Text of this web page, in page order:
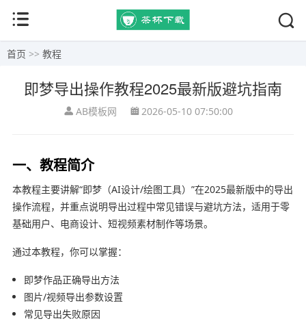
首页 >> 教程
即梦导出操作教程2025最新版避坑指南
AB模板网 2026-05-10 07:50:00
一、教程简介
本教程主要讲解“即梦（AI设计/绘图工具）”在2025最新版中的导出
操作流程，并重点说明导出过程中常见错误与避坑方法，适用于零
基础用户、电商设计、短视频素材制作等场景。
通过本教程，你可以掌握：
即梦作品正确导出方法
图片/视频导出参数设置
常见导出失败原因